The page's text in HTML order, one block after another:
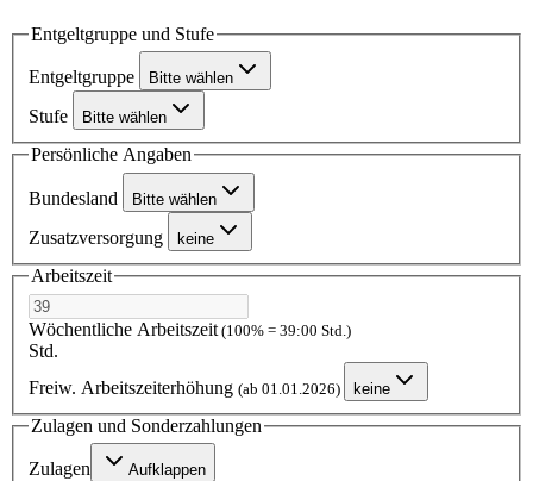
Entgeltgruppe und Stufe
Entgeltgruppe Bitte wählen
Stufe Bitte wählen
Persönliche Angaben
Bundesland Bitte wählen
Zusatzversorgung keine
Arbeitszeit
Wöchentliche Arbeitszeit (100% = 39:00 Std.)
Std.
Freiw. Arbeitszeiterhöhung (ab 01.01.2026) keine
Zulagen und Sonderzahlungen
Zulagen Aufklappen